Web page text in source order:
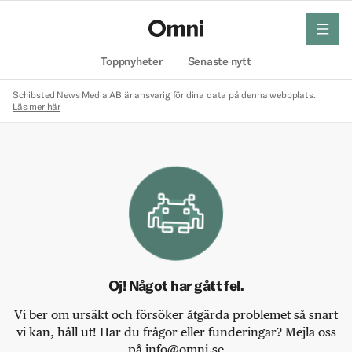
Toppnyheter Senaste nytt
meny
Schibsted News Media AB är ansvarig för dina data på denna webbplats.
Läs mer här
Oj! Något har gått fel.
Vi ber om ursäkt och försöker åtgärda problemet så snart
vi kan, håll ut! Har du frågor eller funderingar? Mejla oss